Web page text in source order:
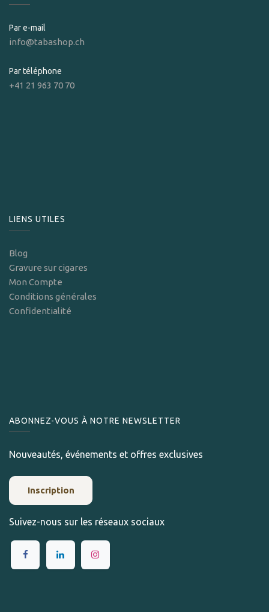
Par e-mail
info@tabashop.ch
Par téléphone
+41 21 963 70 70
LIENS UTILES
Blog
Gravure sur cigares
Mon Compte
Conditions générales
Confidentialité
ABONNEZ-VOUS À NOTRE NEWSLETTER
Nouveautés, événements et offres exclusives
Inscription
Suivez-nous sur les réseaux sociaux